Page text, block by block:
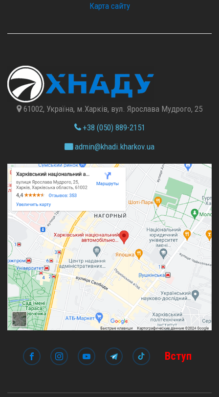
Карта сайту
61002, Україна, м.Харків, вул. Ярослава Мудрого, 25
+38 (050) 889-2151
admin@khadi.kharkov.ua
Вступ